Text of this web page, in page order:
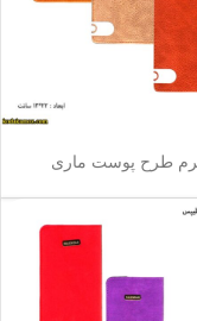
طرح پوست ماری